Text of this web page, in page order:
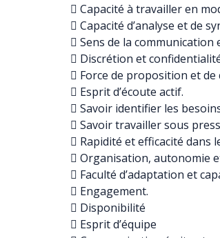
 Capacité à travailler en
 Capacité d’analyse et de
 Sens de la communication
 Discrétion et
 Force de proposition et de
 Esprit d’écoute actif.
 Savoir identifier les
 Savoir travailler sous
 Rapidité et efficacité dans
 Organisation, autonomie
 Faculté d’adaptation et
 Engagement.
 Disponibilité
 Esprit d’équipe